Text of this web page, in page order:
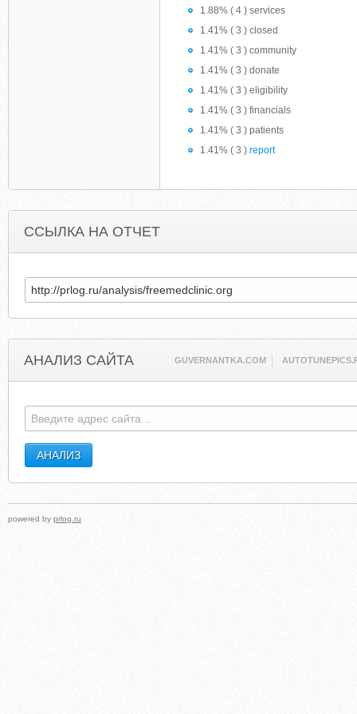
1.88% ( 4 ) services
1.41% ( 3 ) closed
1.41% ( 3 ) community
1.41% ( 3 ) donate
1.41% ( 3 ) eligibility
1.41% ( 3 ) financials
1.41% ( 3 ) patients
1.41% ( 3 ) report
ССЫЛКА НА ОТЧЕТ
АНАЛИЗ САЙТА GUVERNANTKA.COM
powered by prlog.ru